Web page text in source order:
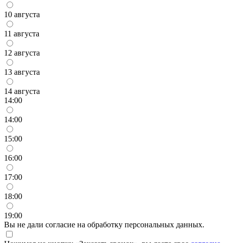
10 августа
11 августа
12 августа
13 августа
14 августа
14:00
14:00
15:00
16:00
17:00
18:00
19:00
Вы не дали согласие на обработку персональных данных.